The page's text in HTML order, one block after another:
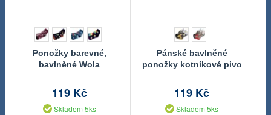
Ponožky barevné,
bavlněné Wola
119 Kč
Skladem 5ks
Pánské bavlněné
ponožky kotníkové pivo
119 Kč
Skladem 5ks